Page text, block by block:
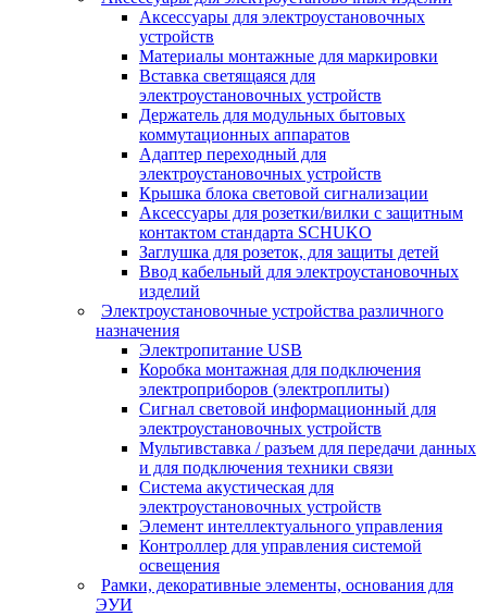
Аксессуары для электроустановочных
устройств
Материалы монтажные для маркировки
Вставка светящаяся для
электроустановочных устройств
Держатель для модульных бытовых
коммутационных аппаратов
Адаптер переходный для
электроустановочных устройств
Крышка блока световой сигнализации
Аксессуары для розетки/вилки с защитным
контактом стандарта SCHUKO
Заглушка для розеток, для защиты детей
Ввод кабельный для электроустановочных
изделий
Электроустановочные устройства различного
назначения
Электропитание USB
Коробка монтажная для подключения
электроприборов (электроплиты)
Сигнал световой информационный для
электроустановочных устройств
Мультивставка / разъем для передачи данных
и для подключения техники связи
Система акустическая для
электроустановочных устройств
Элемент интеллектуального управления
Контроллер для управления системой
освещения
Рамки, декоративные элементы, основания для
ЭУИ